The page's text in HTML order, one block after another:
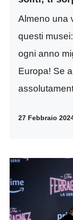
Almeno una
questi
ogni anno
Europa! Se
27 Febbraio